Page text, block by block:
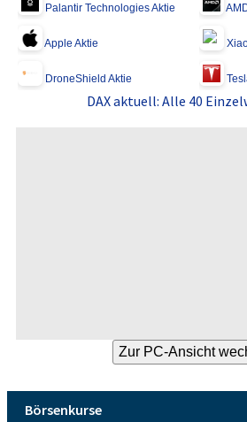
Palantir Technologies Aktie
Apple Aktie
DroneShield Aktie
DAX aktuell: Alle 40
Börsenkurse